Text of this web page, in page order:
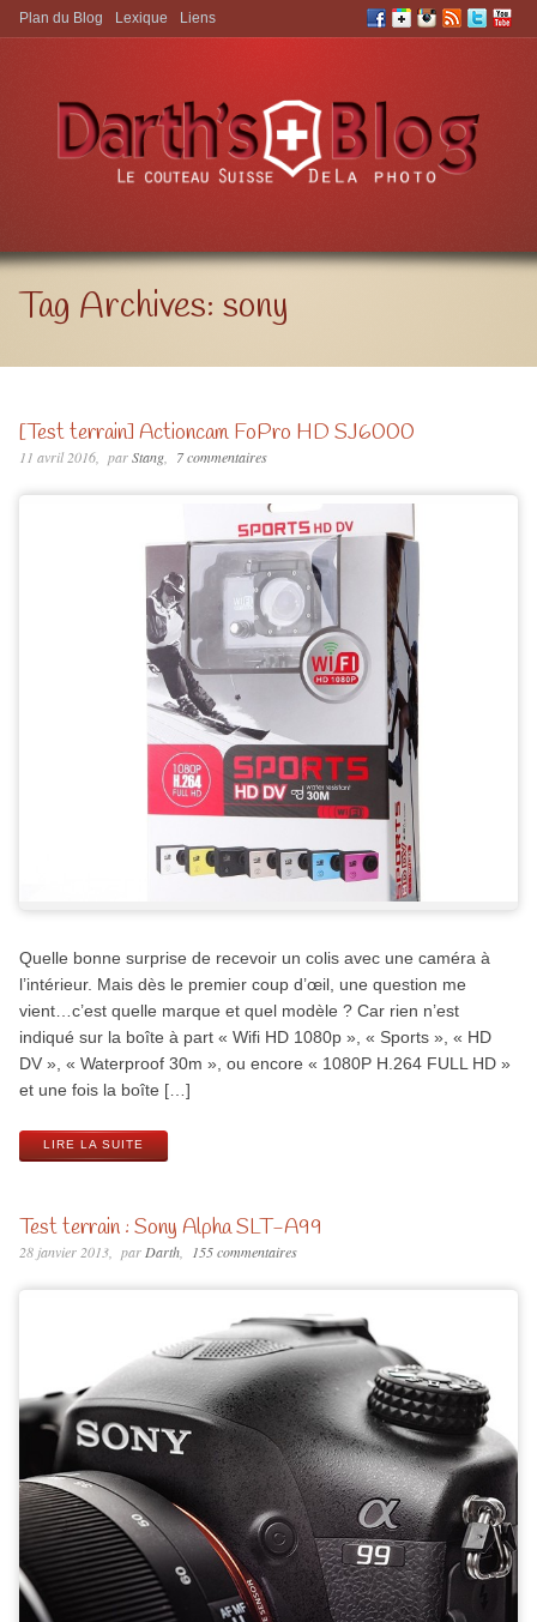
Aller à:
Plan du Blog Lexique Liens
Tag Archives: sony
[Test terrain] Actioncam FoPro HD SJ6000
11 avril 2016 parStang 7 commentaires
Quelle bonne surprise de recevoir un colis avec une caméra à
l’intérieur. Mais dès le premier coup d’œil, une question me
vient…c’est quelle marque et quel modèle ? Car rien n’est
indiqué sur la boîte à part « Wifi HD 1080p », « Sports », « HD
DV », « Waterproof 30m », ou encore « 1080P H.264 FULL HD »
et une fois la boîte […]
LIRE LA SUITE
Test terrain : Sony Alpha SLT-A99
28 janvier 2013 parDarth 155 commentaires